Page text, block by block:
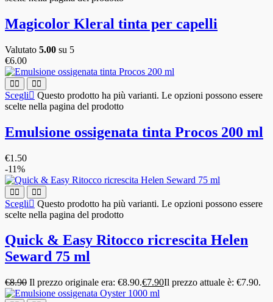
Magicolor Kleral tinta per capelli
Valutato 5.00 su 5
€6.00
Scegli
Questo prodotto ha più varianti. Le opzioni possono essere
scelte nella pagina del prodotto
Emulsione ossigenata tinta Procos 200 ml
€1.50
-11%
Scegli
Questo prodotto ha più varianti. Le opzioni possono essere
scelte nella pagina del prodotto
Quick & Easy Ritocco ricrescita Helen
Seward 75 ml
€8.90 Il prezzo originale era: €8.90.€7.90Il prezzo attuale è: €7.90.